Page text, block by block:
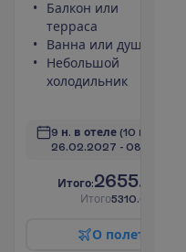
Балкон или
терраса
Ванна или душ
Небольшой
холодильник
9 н. в отеле (10 н. всего)
26.02.2027 - 08.03.2027
И того:2655.00
Итого5310.00
О полет